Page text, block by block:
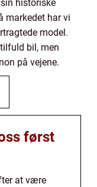
historiske
markedet har vi
model.
bil, men
på vejene.
først
at være